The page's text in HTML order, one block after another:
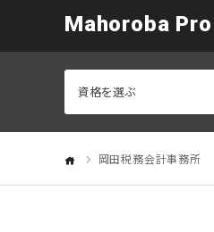
Mahoroba Pro
岡田税務会計事務所